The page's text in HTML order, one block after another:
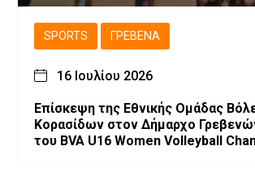
SPORTS ΓΡΕΒΕΝΆ
16 Ιουλίου 2026
Επίσκεψη της Εθνικής Ομάδας
Κορασίδων στον Δήμαρχο
του BVA U16 Women Volleyball